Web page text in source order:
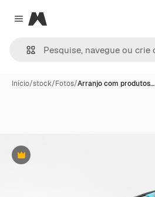
Close menu
Magnific
Início/stock/Fotos/Arranjo com produtos…
Premium